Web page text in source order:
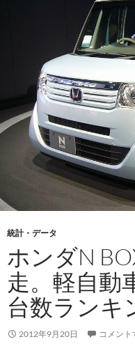
統計・データ
ホンダN
走。軽自動
台数ランキ
2012年9月20日 コメント